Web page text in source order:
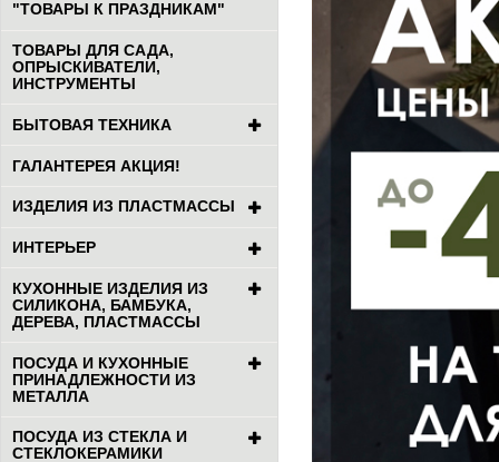
"ТОВАРЫ К ПРАЗДНИКАМ"
ТОВАРЫ ДЛЯ САДА,
ОПРЫСКИВАТЕЛИ,
ИНСТРУМЕНТЫ
БЫТОВАЯ ТЕХНИКА
ГАЛАНТЕРЕЯ АКЦИЯ!
ИЗДЕЛИЯ ИЗ ПЛАСТМАССЫ
ИНТЕРЬЕР
КУХОННЫЕ ИЗДЕЛИЯ ИЗ
СИЛИКОНА, БАМБУКА,
ДЕРЕВА, ПЛАСТМАССЫ
ПОСУДА И КУХОННЫЕ
ПРИНАДЛЕЖНОСТИ ИЗ
МЕТАЛЛА
ПОСУДА ИЗ СТЕКЛА И
СТЕКЛОКЕРАМИКИ